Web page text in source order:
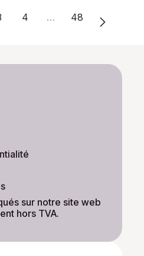
4 … 48
sur notre site web
hors TVA.